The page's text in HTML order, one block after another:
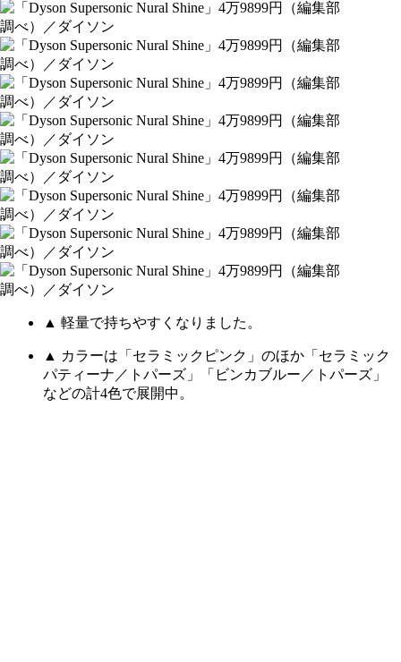
▲ 軽量で持ちやすくなりました。
▲ カラーは「セラミックピンク」のほか「セラミック
パティーナ／トパーズ」「ビンカブルー／トパーズ」
などの計4色で展開中。